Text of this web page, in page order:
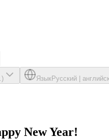
ЯзыкРусский
New Year!